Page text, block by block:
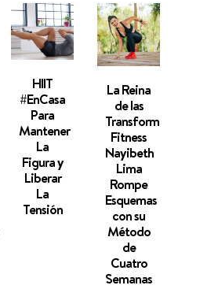
HIIT
#EnCasa
Para
Mantener
La
Figura y
Liberar
La
Tensión
La Reina
de las
Transformaciones
Fitness
Nayibeth
Lima
Rompe
Esquemas
con su
Método
de
Cuatro
Semanas